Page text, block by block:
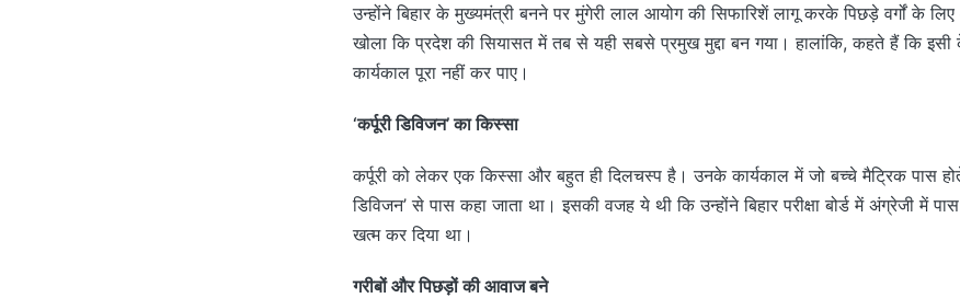
उन्होंने बिहार के मुख्यमंत्री बनने पर मुंगेरी लाल आयोग की सिफारिशें लागू करके पिछड़े वर्गों के लिए
खोला कि प्रदेश की सियासत में तब से यही सबसे प्रमुख मुद्दा बन गया। हालांकि, कहते हैं कि
कार्यकाल पूरा नहीं कर पाए।
‘कर्पूरी डिविजन’ का किस्सा
कर्पूरी को लेकर एक किस्सा और बहुत ही दिलचस्प है। उनके कार्यकाल में जो बच्चे मैट्रिक पास होते
डिविजन’ से पास कहा जाता था। इसकी वजह ये थी कि उन्होंने बिहार परीक्षा बोर्ड में अंग्रेजी में
खत्म कर दिया था।
गरीबों और पिछड़ों की आवाज बने